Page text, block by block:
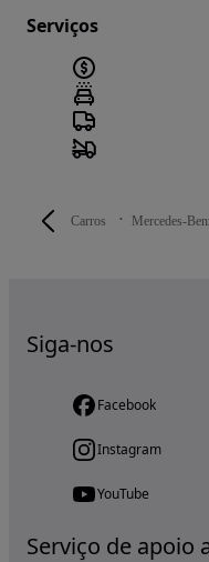
Carros Mercedes-
Serviços
Siga-nos
Facebook
Instagram
YouTube
Serviço de apoio